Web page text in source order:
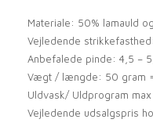
Materiale: 50% lamauld
Vejledende
Anbefalede pinde: 4,5 –
Vægt / længde: 50 gram
Uldvask/ Uldprogram
Vejledende udsalgspris